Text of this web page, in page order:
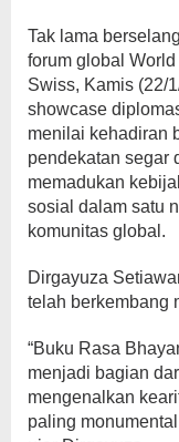
Tak lama
forum global
Swiss, Kamis (22/
showcase
menilai kehadiran
pendekatan segar
memadukan
sosial dalam satu
komunitas global.
Dirgayuza
telah berkembang
“Buku Rasa
menjadi bagian
mengenalkan
paling